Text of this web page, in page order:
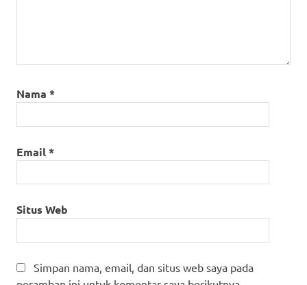
Nama *
Email*
Situs Web
Simpan nama, email, dan situs web saya pada